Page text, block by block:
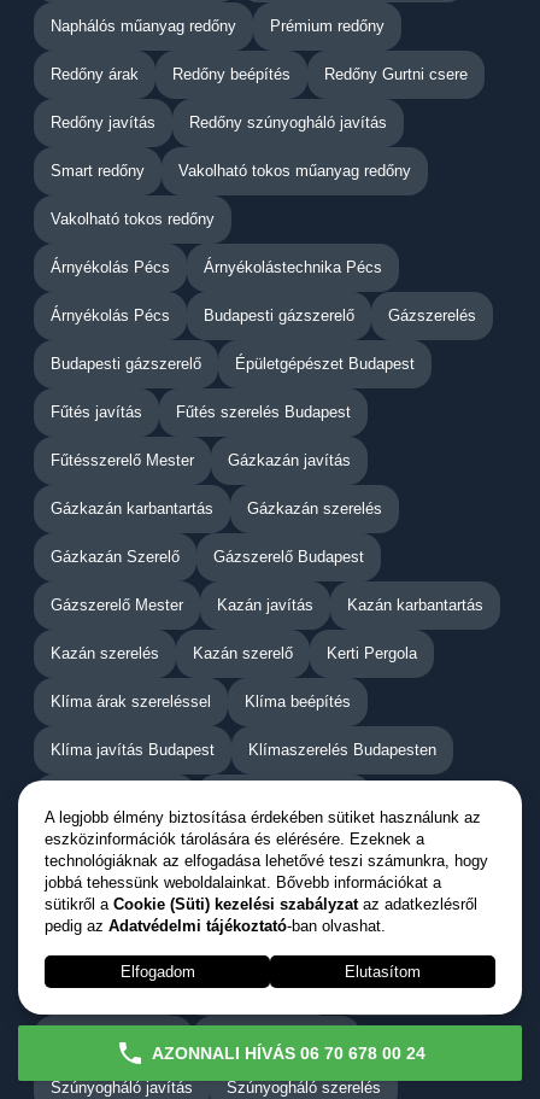
Naphálós műanyag redőny Prémium redőny
Redőny árak Redőny beépítés Redőny Gurtni csere
Redőny javítás Redőny szúnyogháló javítás
Smart redőny Vakolható tokos műanyag redőny
Vakolható tokos redőny
Árnyékolás Pécs Árnyékolástechnika Pécs
Árnyékolás Pécs Budapesti gázszerelő Gázszerelés
Budapesti gázszerelő Épületgépészet Budapest
Fűtés javítás Fűtés szerelés Budapest
Fűtésszerelő Mester Gázkazán javítás
Gázkazán karbantartás Gázkazán szerelés
Gázkazán Szerelő Gázszerelő Budapest
Gázszerelő Mester Kazán javítás Kazán karbantartás
Kazán szerelés Kazán szerelő Kerti Pergola
Klíma árak szereléssel Klíma beépítés
Klíma javítás Budapest Klímaszerelés Budapesten
Nozo Klímaszerelés Nyílászáró Mester
Nyílászáró Pécs Penészmentesítés Budapest
Redőny szerelés Redőny szerelés Szobafestő Mester
Szúnyogháló árak Szúnyogháló csere
Szúnyogháló javítás Szúnyogháló szerelés
AZONNALI HÍVÁS 06 70 678 00 24
A legjobb élmény biztosítása érdekében sütiket használunk az
eszközinformációk tárolására és elérésére. Ezeknek a
technológiáknak az elfogadása lehetővé teszi számunkra, hogy
jobbá tehessünk weboldalainkat. Bővebb információkat a
sütikről a Cookie (Süti) kezelési szabályzataz adatkezlésről
pedig az Adatvédelmi tájékoztató-ban olvashat.
Elfogadom Elutasítom